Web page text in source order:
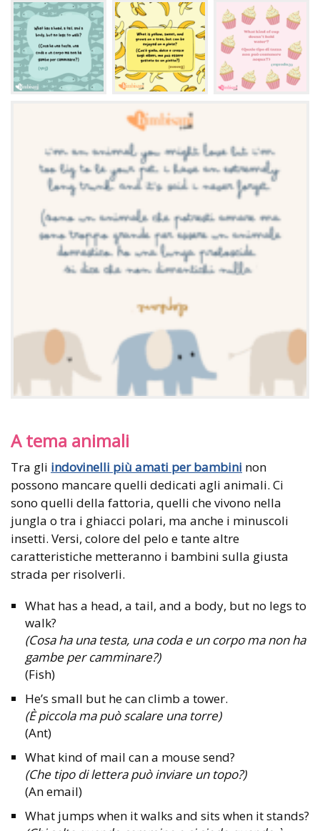
A tema animali
Tra gli indovinelli più amati per bambini non
possono mancare quelli dedicati agli animali. Ci
sono quelli della fattoria, quelli che vivono nella
jungla o tra i ghiacci polari, ma anche i minuscoli
insetti. Versi, colore del pelo e tante altre
caratteristiche metteranno i bambini sulla giusta
strada per risolverli.
What has a head, a tail, and a body, but no legs to
walk?
(Cosa ha una testa, una coda e un corpo ma non ha
gambe per camminare?)
(Fish)
He’s small but he can climb a tower.
(È piccola ma può scalare una torre)
(Ant)
What kind of mail can a mouse send?
(Che tipo di lettera può inviare un topo?)
(An email)
What jumps when it walks and sits when it stands?